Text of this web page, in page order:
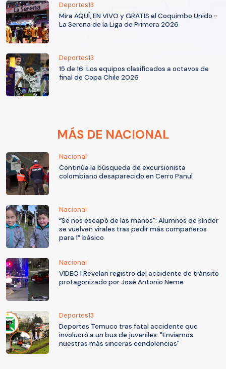
Deportes13
Mira AQUÍ, EN VIVO y GRATIS el Coquimbo Unido -
La Serena de la Liga de Primera 2026
Deportes13
15 de 16: Los equipos clasificados a octavos de
final de Copa Chile 2026
MÁS DE NACIONAL
Nacional
Continúa la búsqueda de excursionista
colombiano desaparecido en Cerro Panul
Nacional
“Se nos escapó de las manos": Alumnos de kínder
se vuelven virales tras pedir más compañeros
para 1° básico
Nacional
VIDEO | Revelan registro del accidente de tránsito
protagonizado por José Antonio Neme
Deportes13
Deportes Temuco tras fatal accidente que
involucró a un bus de juveniles: "Enviamos
nuestras más sinceras condolencias"